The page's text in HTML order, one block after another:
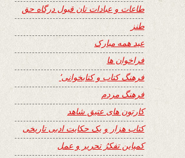
طاعات و عبادات تان قبول درگاه حق
طنز
عید همه مبارک
فراخوان ها
فرهنگ کتاب و کتابخوانی٬
فرهنگ مردم
کارتون های عتیق شاهد
کتاب هزار و یک حکایت ادبی تاریخی
کمپاین تفکرُ تحریر و عمل